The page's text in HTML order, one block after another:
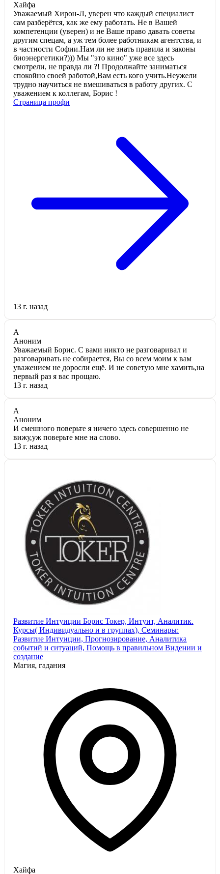
Хайфа
Уважаемый Хирон-Л, уверен что каждый специалист
сам разберётся, как же ему работать. Не в Вашей
компетенции (уверен) и не Ваше право давать советы
другим спецам, а уж тем более работникам агентства, и
в частности Софии.Нам ли не знать правила и законы
биоэнергетики?))) Мы "это кино" уже все здесь
смотрели, не правда ли ?! Продолжайте заниматься
спокойно своей работой,Вам есть кого учить.Неужели
трудно научиться не вмешиваться в работу других. С
уважением к коллегам, Борис !
Страница профи
13 г. назад
А
Аноним
Уважаемый Борис. С вами никто не разговаривал и
разговаривать не собирается, Вы со всем моим к вам
уважением не доросли ещё. И не советую мне хамить,на
первый раз я вас прощаю.
13 г. назад
А
Аноним
И смешного поверьте я ничего здесь совершенно не
вижу,уж поверьте мне на слово.
13 г. назад
Развитие Интуиции Борис Токер, Интуит, Аналитик.
Курсы( Индивидуально и в группах), Семинары:
Развитие Интуиции, Прогнозирование, Аналитика
событий и ситуаций, Помощь в правильном Видении и
создание
Магия, гадания
Хайфа